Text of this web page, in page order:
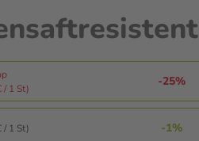
/ 1 St)
-25%
/ 1 St) -1%